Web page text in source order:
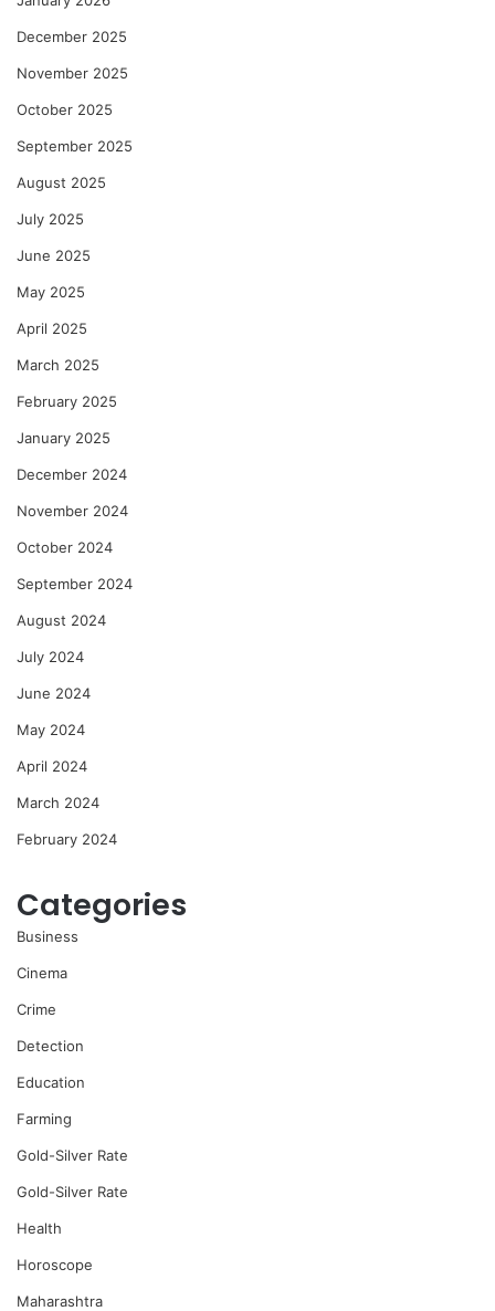
December 2025
November 2025
October 2025
September 2025
August 2025
July 2025
June 2025
May 2025
April 2025
March 2025
February 2025
January 2025
December 2024
November 2024
October 2024
September 2024
August 2024
July 2024
June 2024
May 2024
April 2024
March 2024
February 2024
Categories
Business
Cinema
Crime
Detection
Education
Farming
Gold-Silver Rate
Gold-Silver Rate
Health
Horoscope
Maharashtra